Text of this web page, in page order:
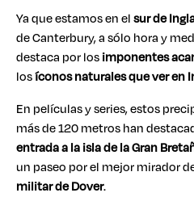
Ya que estamos en elsur de
de Canterbury, a sólo hora y
destaca por losimponentes
losíconos naturales que ver en
En películas y series, estos
más de 120 metros han
entrada a la isla de la Gran
un paseo por el mejor mirador
militar de Dover.